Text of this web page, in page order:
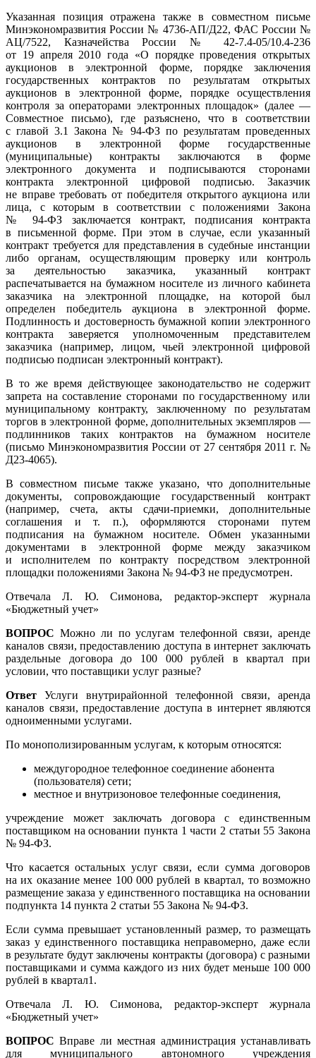
Указанная позиция отражена также в совместном письме
Мин­экономразвития России № 4736-АП/Д22, ФАС России №
АЦ/7522, Казначейства России № 42-7.4-05/10.4-236
от 19 апреля 2010 года «О порядке проведения открытых
аукционов в электронной форме, порядке заключения
государственных контрактов по результатам открытых
аукционов в электронной форме, порядке осуществления
контроля за операторами электронных площадок» (далее —
Совместное письмо), где разъяснено, что в соответствии
с главой 3.1 Закона №94-ФЗ по результатам проведенных
аукционов в электронной форме государственные
(муниципальные) контракты заключаются в форме
электронного документа и подписываются сторонами
контракта электронной цифровой подписью. Заказчик
не вправе требовать от победителя открытого аукциона или
лица, с которым в соответствии с положениями Закона
№94-ФЗ заключается контракт, подписания контракта
в письменной форме. При этом в случае, если указанный
контракт требуется для представления в судебные инстанции
либо органам, осуществляющим проверку или контроль
за деятельностью заказчика, указанный контракт
распечатывается на бумажном носителе из личного кабинета
заказчика на электронной площадке, на которой был
определен победитель аукциона в электронной форме.
Подлинность и достоверность бумажной копии электронного
контракта заверяется уполномоченным представителем
заказчика (например, лицом, чьей электронной цифровой
подписью подписан электронный контракт).
В то же время действующее законодательство не содержит
запрета на составление сторонами по государственному или
муниципальному контракту, заключенному по результатам
торгов в электронной форме, дополнительных экземпляров —
подлинников таких контрактов на бумажном носителе
(письмо Минэкономразвития России от 27 сентября 2011 г. №
Д23-4065).
В совместном письме также указано, что дополнительные
документы, сопровождающие государственный контракт
(например, счета, акты сдачи-приемки, дополнительные
соглашения и т. п.), оформляются сторонами путем
подписания на бумажном носителе. Обмен указанными
документами в электронной форме между заказчиком
и исполнителем по контракту посредством электронной
площадки положениями Закона № 94-ФЗ не предусмотрен.
Отвечала Л. Ю. Симонова, редактор-эксперт журнала
«Бюджетный учет»
ВОПРОС Можно ли по услугам телефонной связи, аренде
каналов связи, предоставлению доступа в интернет заключать
раздельные договора до 100 000 рублей в квартал при
условии, что поставщики услуг разные?
Ответ Услуги внутрирайонной телефонной связи, аренда
каналов связи, предоставление доступа в интернет являются
одноименными услугами.
По монополизированным услугам, к которым относятся:
междугородное телефонное соединение абонента
(пользователя) сети;
местное и внутризоновое телефонные соединения,
учреждение может заключать договора с единственным
поставщиком на основании пункта 1 части 2 статьи 55 Закона
№ 94-ФЗ.
Что касается остальных услуг связи, если сумма договоров
на их оказание менее 100 000 рублей в квартал, то возможно
размещение заказа у единственного поставщика на основании
подпункта 14 пункта 2 статьи 55 Закона № 94-ФЗ.
Если сумма превышает установленный размер, то размещать
заказ у единственного поставщика неправомерно, даже если
в результате будут заключены контракты (договора) с разными
поставщиками и сумма каждого из них будет меньше 100 000
рублей в квартал1.
Отвечала Л. Ю. Симонова, редактор-эксперт журнала
«Бюджетный учет»
ВОПРОС Вправе ли местная администрация устанавливать
для муниципального автономного учреждения